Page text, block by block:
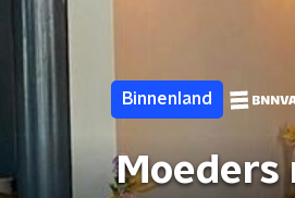
Binnenland
Moeders